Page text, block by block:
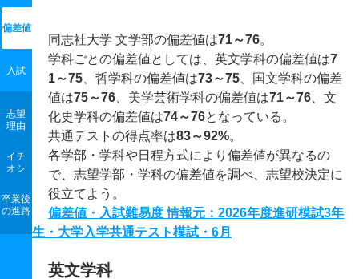
偏差値
入試
志望
理由
イチ
オシ
卒業後
の進路
同志社大学 文学部の偏差値は71～76。
学科ごとの偏差値としては、英文学科の偏差値は7
1～75 、哲学科の偏差値は73～75 、国文学科の偏差
値は75～76 、美学芸術学科の偏差値は71～76 、文
化史学科の偏差値は74～76となっている。
共通テストの得点率は83～92%。
各学部・学科や日程方式により偏差値が異なるの
で、志望学部・学科の偏差値を調べ、志望校決定に
役立てよう。
偏差値・入試難易度 情報元：2026年度進研模試3年
生・大学入学共通テスト模試・6月
英文学科